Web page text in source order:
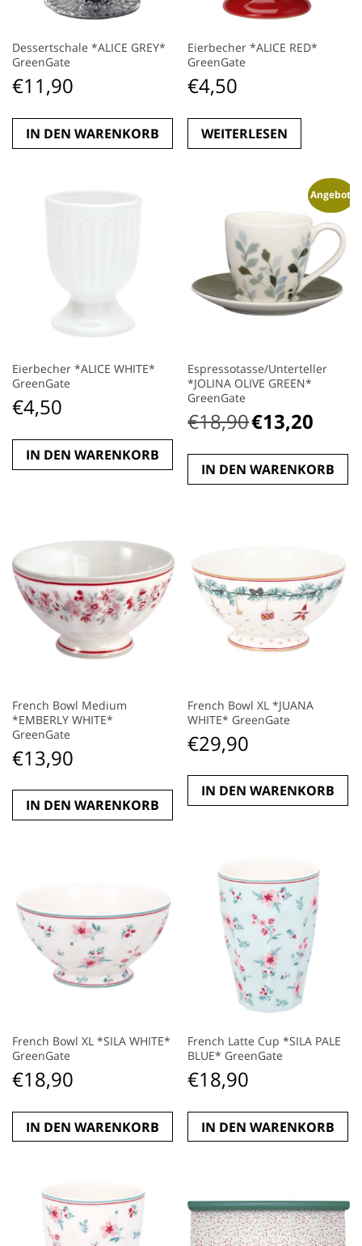
Dessertschale *ALICE GREY*
GreenGate
€11,90
IN DEN WARENKORB
Eierbecher *ALICE RED*
GreenGate
€4,50
WEITERLESEN
Eierbecher *ALICE WHITE*
GreenGate
€4,50
IN DEN WARENKORB
Angebot!
Espressotasse/Unterteller
*JOLINA OLIVE GREEN*
GreenGate
€18,90Ursprünglicher
war:
€18,90
€13,20
ist:
€13,20.
IN DEN WARENKORB
French Bowl Medium
*EMBERLY WHITE*
GreenGate
€13,90
IN DEN WARENKORB
French Bowl XL *JUANA
WHITE* GreenGate
€29,90
IN DEN WARENKORB
French Bowl XL *SILA WHITE*
GreenGate
€18,90
IN DEN WARENKORB
French Latte Cup *SILA PALE
BLUE* GreenGate
€18,90
IN DEN WARENKORB